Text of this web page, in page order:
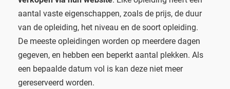
aantal vaste eigenschappen, zoals de prijs, de duur
van de opleiding, het niveau en de soort opleiding.
De meeste opleidingen worden op meerdere dagen
gegeven, en hebben een beperkt aantal plekken. Als
een bepaalde datum vol is kan deze niet meer
gereserveerd worden.